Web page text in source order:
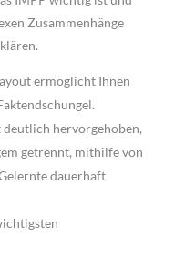
Zusammenhänge
ermöglicht Ihnen
hervorgehoben,
getrennt, mithilfe von
dauerhaft